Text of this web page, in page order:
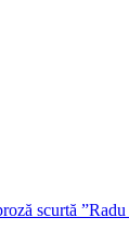
scurtă